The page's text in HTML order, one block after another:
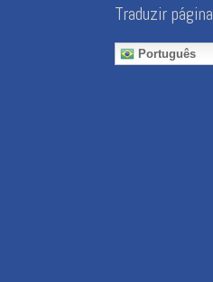
Traduzir página
Português